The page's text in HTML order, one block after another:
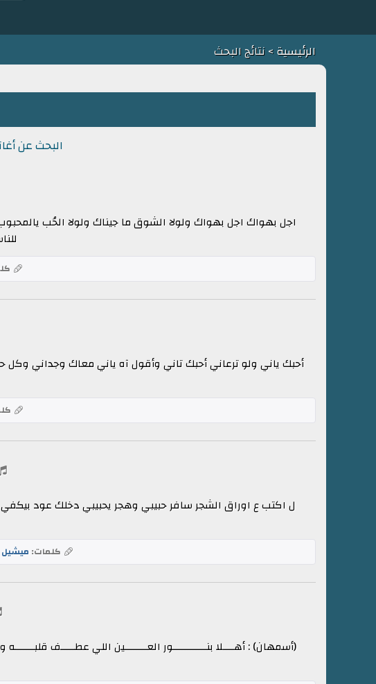
الرئيسية> نتائج البحث
البحث عن
اجل بهواك اجل بهواك ولولا الشوق ما جيناك ولولا الحُب
أحبك ياني ولو ترعاني أحبك تاني وأقول آه ياني معاك وجداني
ل اكتب ع اوراق الشجر سافر حبيبي وهجر يحبيبي دخلك عود
كلمات:
(أسمهان) : أهــــلا بنــــــــــــور العــــــــين اللي عطـــــف